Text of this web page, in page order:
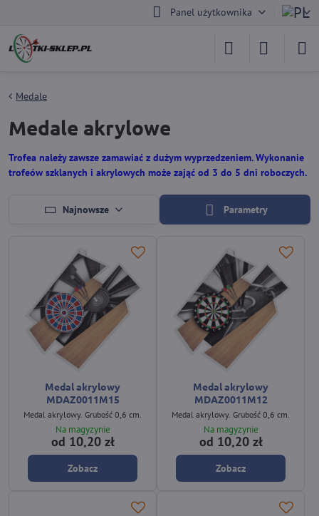
Panel użytkownika
Medale
Medale akrylowe
Trofea należy zawsze zamawiać z dużym wyprzedzeniem. Wykonanie
trofeów szklanych i akrylowych może zająć od 3 do 5 dni roboczych.
Najnowsze Parametry
Medal akrylowy
MDAZ0011M15
Medal akrylowy. Grubość 0,6 cm.
Na magyzynie
od 10,20 zł
Zobacz
Medal akrylowy
MDAZ0011M12
Medal akrylowy. Grubość 0,6 cm.
Na magyzynie
od 10,20 zł
Zobacz